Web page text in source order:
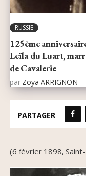
RUSSIE
125ème
Leïla du Luart,
de Cavalerie
par Zoya ARRIGNON
PARTAGER
(6 février 1898,